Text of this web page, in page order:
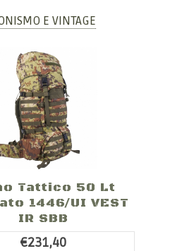
E VINTAGE
Tattico 50 Lt
1446/UI VEST
IR SBB
€231,40